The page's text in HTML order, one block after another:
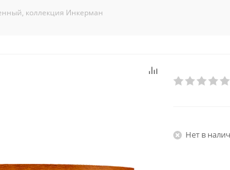
коллекция Инкерман
Нет в